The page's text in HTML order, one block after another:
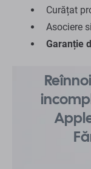
Curățat
Asociere
Garanție